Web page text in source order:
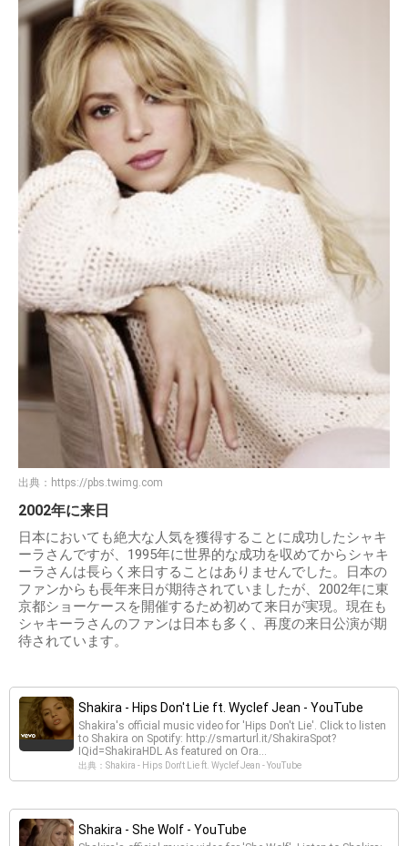
出典： https://pbs.twimg.com
2002年に来日
日本においても絶大な人気を獲得することに成功したシャキ
ーラさんですが、1995年に世界的な成功を収めてからシャキ
ーラさんは長らく来日することはありませんでした。日本の
ファンからも長年来日が期待されていましたが、2002年に東
京都ショーケースを開催するため初めて来日が実現。現在も
シャキーラさんのファンは日本も多く、再度の来日公演が期
待されています。
Shakira - Hips Don't Lie ft. Wyclef Jean - YouTube
Shakira's official music video for 'Hips Don't Lie'. Click to listen
to Shakira on Spotify: http://smarturl.it/ShakiraSpot?
IQid=ShakiraHDL As featured on Ora...
出典：Shakira - Hips Don't Lie ft. Wyclef Jean - YouTube
Shakira - She Wolf - YouTube